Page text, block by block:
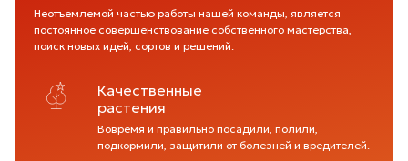
Неотъемлемой частью работы нашей команды, является
постоянное совершенствование собственного мастерства,
поиск новых идей, сортов и решений.
Качественные
растения
Вовремя и правильно посадили, полили,
подкормили, защитили от болезней и вредителей.